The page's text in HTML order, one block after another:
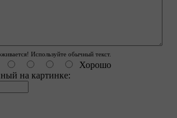
Используйте обычный текст.
Хорошо
на картинке: